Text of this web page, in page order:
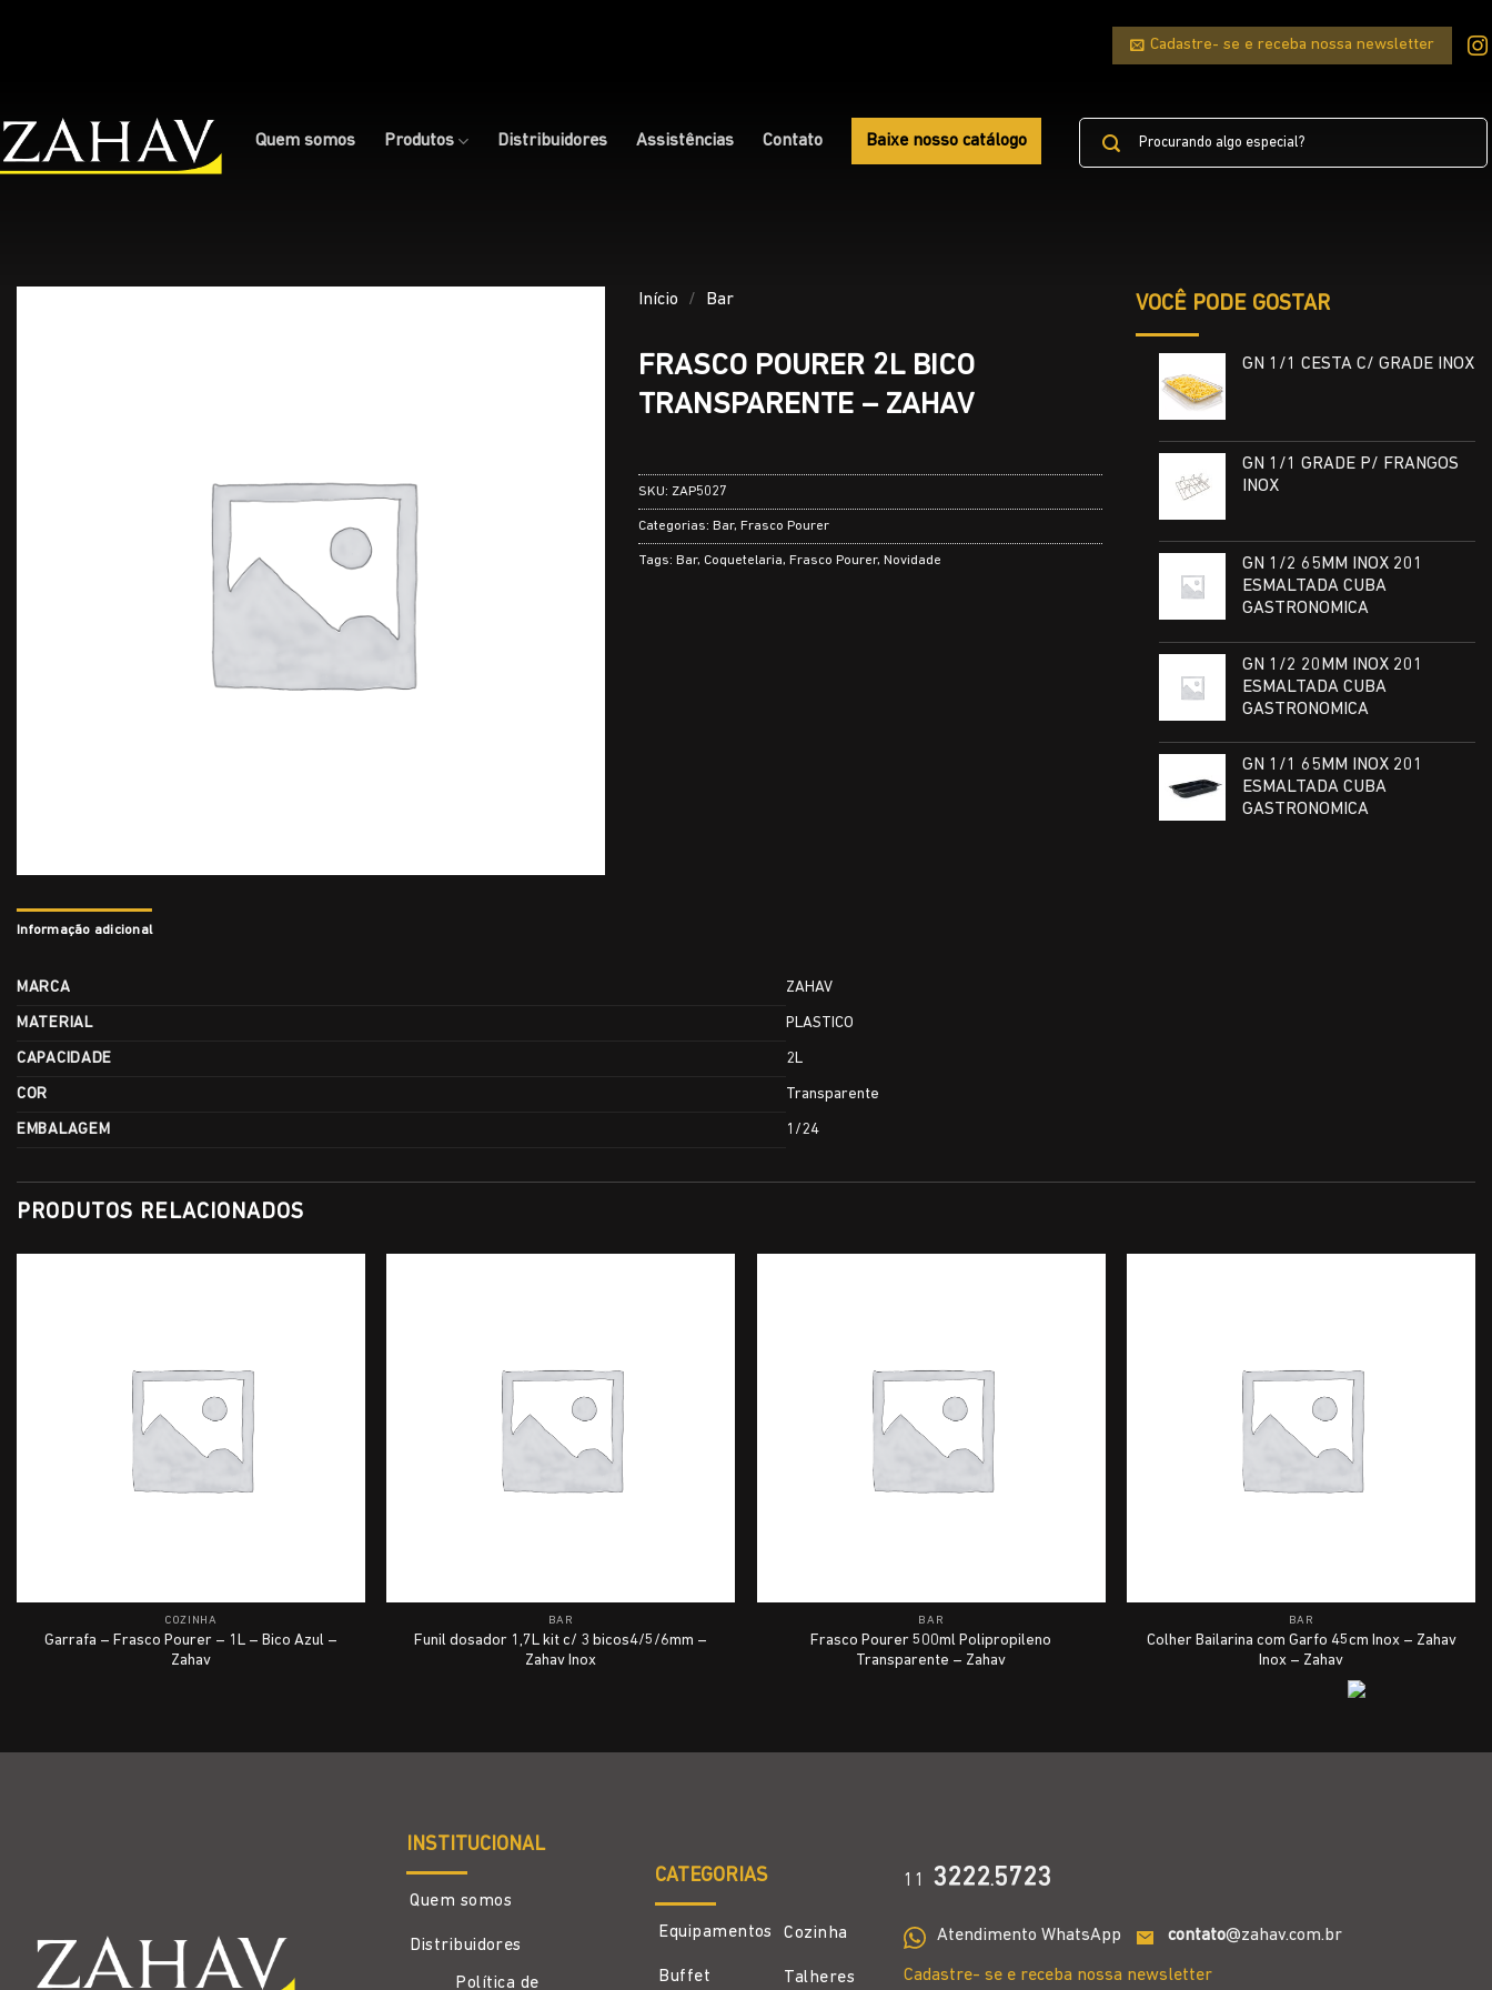
Cadastre- se e receba nossa newsletter
Quem somos Produtos Distribuidores Assistências Contato Baixe nosso catálogo
Pesquisar
Início / Bar
FRASCO POURER 2L BICO
TRANSPARENTE – ZAHAV
SKU: ZAP5027
Categorias: Bar, Frasco Pourer
Tags: Bar, Coquetelaria, Frasco Pourer, Novidade
VOCÊ PODE GOSTAR
GN 1/1 CESTA C/ GRADE INOX
GN 1/1 GRADE P/ FRANGOS
INOX
GN 1/2 65MM INOX 201
ESMALTADA CUBA
GASTRONOMICA
GN 1/2 20MM INOX 201
ESMALTADA CUBA
GASTRONOMICA
GN 1/1 65MM INOX 201
ESMALTADA CUBA
GASTRONOMICA
Informação adicional
MARCA ZAHAV
MATERIAL PLASTICO
CAPACIDADE 2L
COR Transparente
EMBALAGEM 1/24
PRODUTOS RELACIONADOS
COZINHA
Garrafa – Frasco Pourer – 1L – Bico Azul –
Zahav
BAR
Funil dosador 1,7L kit c/ 3 bicos4/5/6mm –
Zahav Inox
BAR
Frasco Pourer 500ml Polipropileno
Transparente – Zahav
BAR
Colher Bailarina com Garfo 45cm Inox – Zahav
Inox – Zahav
INSTITUCIONAL
Quem somos
Distribuidores
Política de
CATEGORIAS
Equipamentos
Buffet
Cozinha
Talheres
11 3222.5723
Atendimento WhatsApp contato@zahav.com.br
Cadastre- se e receba nossa newsletter